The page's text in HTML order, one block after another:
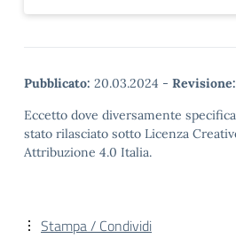
Pubblicato: 20.03.2024 - Revisione:
Eccetto dove diversamente
stato rilasciato sotto Licenza
Attribuzione 4.0 Italia.
Stampa / Condividi